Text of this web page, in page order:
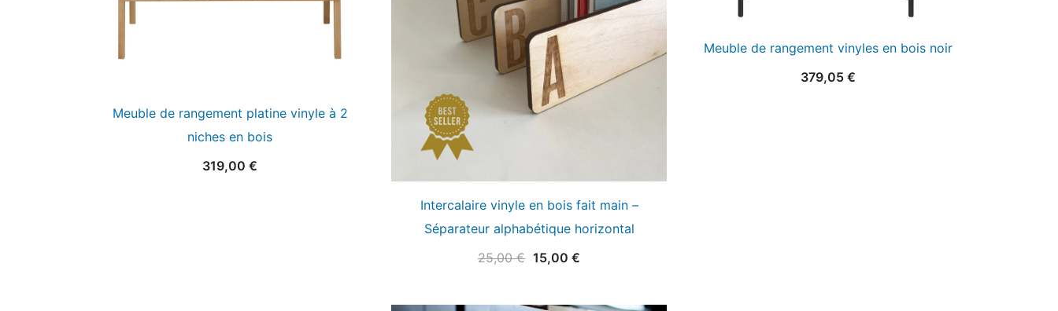
Meuble de rangement platine vinyle à 2
niches en bois
319,00 €
Intercalaire vinyle en bois fait main –
Séparateur alphabétique horizontal
25,00€ Le
15,00 €
Meuble de rangement vinyles en bois noir
379,05 €